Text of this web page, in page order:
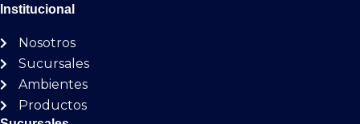
Institucional
Nosotros
Sucursales
Ambientes
Productos